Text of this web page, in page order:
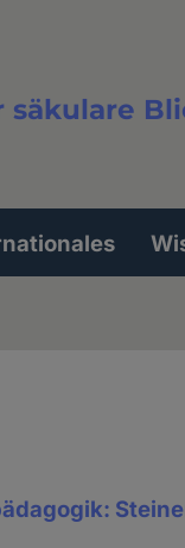
säkulare